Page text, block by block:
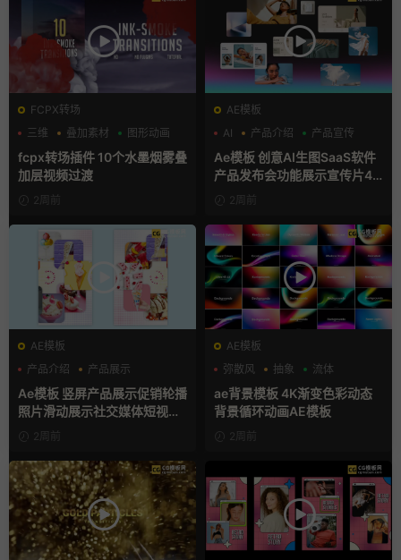
FCPX转场
三维
叠加素材 图形动画
fcpx转场插件 10个水墨烟雾叠
加层视频过渡
2周前
AE模板
AI
产品介绍 产品宣传
Ae模板 创意AI生图SaaS软件
产品发布会功能展示宣传片4K
片头2周前
AE模板
产品介绍
产品展示
卡通模板
Ae模板 竖屏产品展示促销轮播
照片滑动展示社交媒体短视频
片头2周前
AE模板
弥散风
抽象 流体
ae背景模板 4K渐变色彩动态
背景循环动画AE模板
2周前